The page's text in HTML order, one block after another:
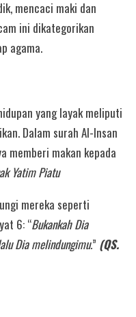
mencaci maki dan
ini dikategorikan
agama.
yang layak meliputi
Dalam surah Al-Insan
memberi makan kepada
Yatim Piatu
mereka seperti
6: “Bukankah Dia
Dia melindungimu.” (QS.